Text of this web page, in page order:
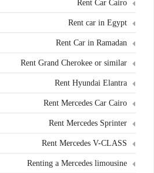
Rent Car Cairo
Rent car in Egypt
Rent Car in Ramadan
Rent Grand Cherokee or similar
Rent Hyundai Elantra
Rent Mercedes Car Cairo
Rent Mercedes Sprinter
Rent Mercedes V-CLASS
Renting a Mercedes limousine